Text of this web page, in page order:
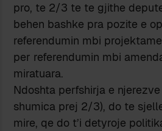
pro, te 2/3 te te gjithe
behen bashke pra pozite e
referendumin mbi
per referendumin mbi
miratuara.
Ndoshta perfshirja e
shumica prej 2/3), do te
mire, qe do t’i detyroje